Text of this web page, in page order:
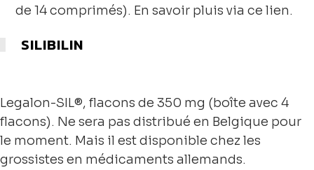
de 14 comprimés). En savoir pluis via ce lien.
SILIBILIN
Legalon-SIL®, flacons de 350 mg (boîte avec 4
flacons). Ne sera pas distribué en Belgique pour
le moment. Mais il est disponible chez les
grossistes en médicaments allemands.